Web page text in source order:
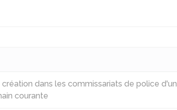
dans les commissariats de police d'un
courante